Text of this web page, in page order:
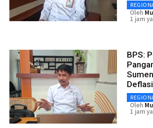
Oleh
1 jam
BPS:
Oleh
1 jam